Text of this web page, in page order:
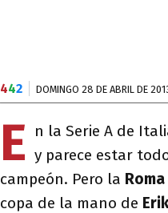
442 DOMINGO 28 DE ABRIL DE
E
n la Serie A de
y parece estar
campeón. Pero la Roma
copa de la mano de